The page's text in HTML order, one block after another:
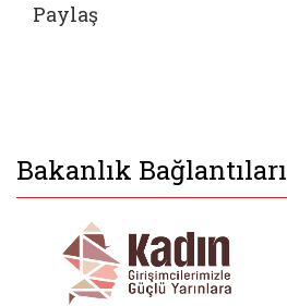
Paylaş
Bakanlık Bağlantıları